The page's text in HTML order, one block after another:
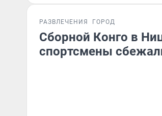
РАЗВЛЕЧЕНИЯ ГОРОД
Сборной Конго в
спортсмены